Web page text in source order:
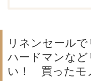
リネンセール
ハードマンなど
い！ 買ったモ